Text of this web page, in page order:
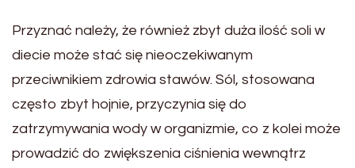
Przyznać należy, że również zbyt duża ilość soli w
diecie może stać się nieoczekiwanym
przeciwnikiem zdrowia stawów. Sól, stosowana
często zbyt hojnie, przyczynia się do
zatrzymywania wody w organizmie, co z kolei może
prowadzić do zwiększenia ciśnienia wewnątrz